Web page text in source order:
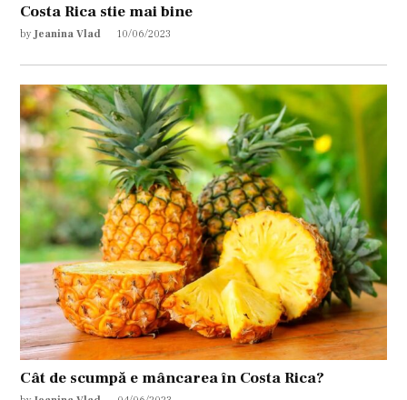
Costa Rica stie mai bine
by Jeanina Vlad 10/06/2023
Cât de scumpă e mâncarea în Costa Rica?